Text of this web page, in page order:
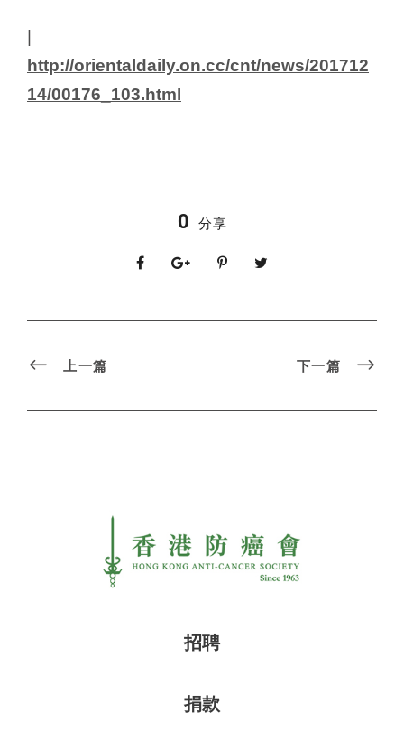
|
http://orientaldaily.on.cc/cnt/news/201712
14/00176_103.html
0 分享
上一篇 下一篇
招聘
捐款